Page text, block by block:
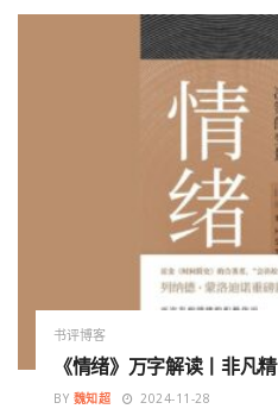
书评博客
《情绪》万字解读丨非凡
BY 魏知超 2024-11-28